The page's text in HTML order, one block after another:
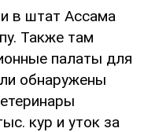
в штат Ассама
Также там
палаты для
обнаружены
кур и уток за